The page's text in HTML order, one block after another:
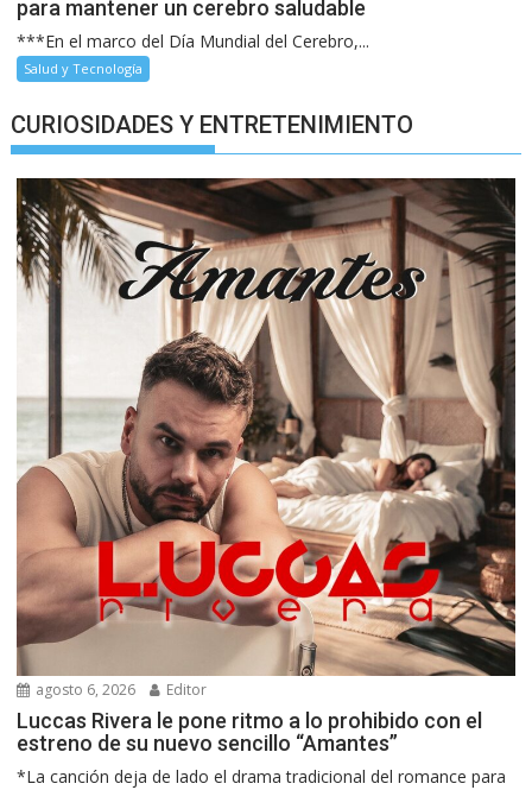
para mantener un cerebro saludable
***En el marco del Día Mundial del Cerebro,...
Salud y Tecnología
CURIOSIDADES Y ENTRETENIMIENTO
agosto 6, 2026 Editor
Luccas Rivera le pone ritmo a lo prohibido con el
estreno de su nuevo sencillo “Amantes”
*La canción deja de lado el drama tradicional del romance para